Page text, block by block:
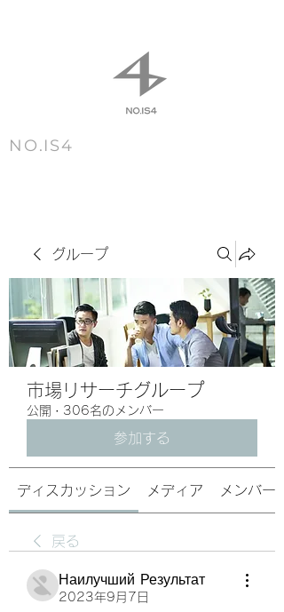
NO.IS4
グループ
市場リサーチグループ
公開 · 306名のメンバー
参加する
ディスカッション メディア メンバー
戻る
Наилучший Результат
2023年9月7日